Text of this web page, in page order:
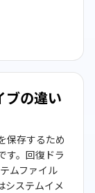
ブの違い
保存するため
す。回復ドラ
ムファイル
システムイメ